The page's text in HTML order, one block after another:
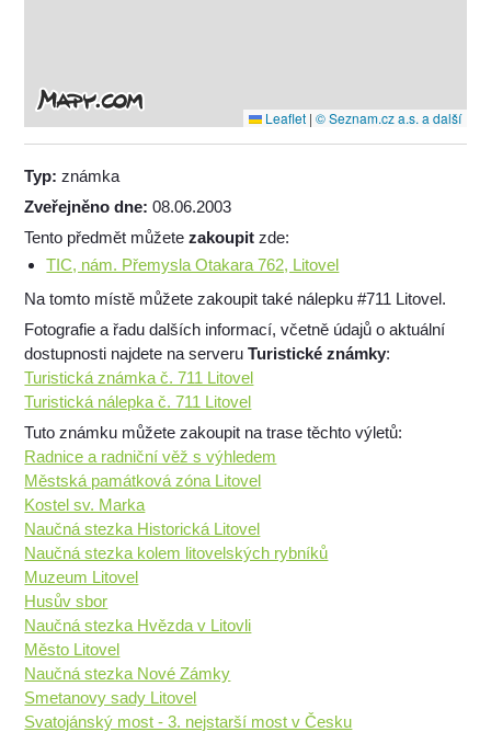
Leaflet | © Seznam.cz a.s. a další
Typ:známka
Zveřejněno dne:08.06.2003
Tento předmět můžetezakoupit zde:
TIC, nám. Přemysla Otakara 762, Litovel
Na tomto místě můžete zakoupit také nálepku #711 Litovel.
Fotografie a řadu dalších informací, včetně údajů o aktuální
dostupnosti najdete na serveruTuristické známky:
Turistická známka č. 711 Litovel
Turistická nálepka č. 711 Litovel
Tuto známku můžete zakoupit na trase těchto výletů:
Radnice a radniční věž s výhledem
Městská památková zóna Litovel
Kostel sv. Marka
Naučná stezka Historická Litovel
Naučná stezka kolem litovelských rybníků
Muzeum Litovel
Husův sbor
Naučná stezka Hvězda v Litovli
Město Litovel
Naučná stezka Nové Zámky
Smetanovy sady Litovel
Svatojánský most - 3. nejstarší most v Česku